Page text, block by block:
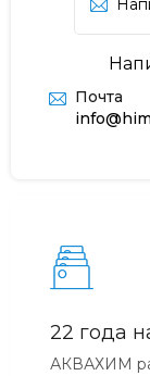
Почта
22 года
АКВАХИМ